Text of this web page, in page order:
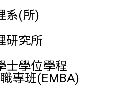
系(所)
研究所
士學位學程
專班(EMBA)